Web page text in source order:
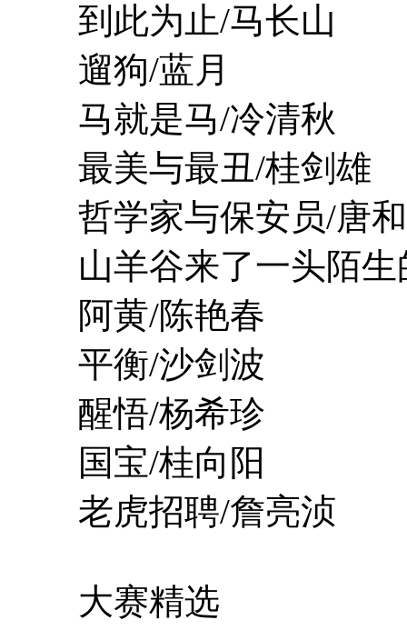
到此为止/马长山
遛狗/蓝月
马就是马/冷清秋
最美与最丑/桂剑雄
哲学家与保安员/唐
山羊谷来了一头陌生
阿黄/陈艳春
平衡/沙剑波
醒悟/杨希珍
国宝/桂向阳
老虎招聘/詹亮浈
大赛精选